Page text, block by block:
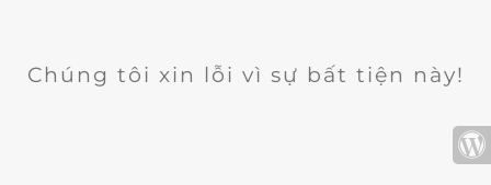
Chúng tôi xin lỗi vì sự bất tiện này!